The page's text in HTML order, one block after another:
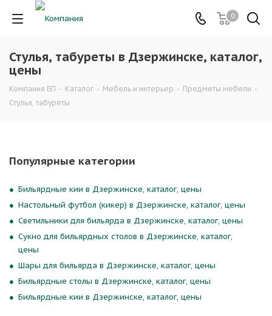
0
Стулья, табуреты в Дзержинске, каталог,
цены
Компания БП - Каталог - Мебель и интерьер - Предметы мебели -
Стулья, табуреты
Популярные категории
Бильярдные кии в Дзержинске, каталог, цены
Настольный футбол (кикер) в Дзержинске, каталог, цены
Светильники для бильярда в Дзержинске, каталог, цены
Сукно для бильярдных столов в Дзержинске, каталог,
цены
Шары для бильярда в Дзержинске, каталог, цены
Бильярдные столы в Дзержинске, каталог, цены
Бильярдные кии в Дзержинске, каталог, цены